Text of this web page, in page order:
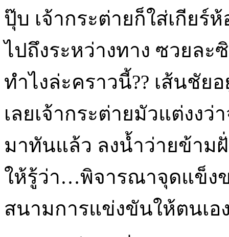
ปุ๊บ เจ้ากระต่ายก็ใส่เกียร์
ไปถึงระหว่างทาง ซวยละ
ทำไงล่ะคราวนี้?? เส้นชัย
เลยเจ้ากระต่ายมัวแต่งงว่
มาทันแล้ว ลงน้ำว่ายข้าม
ให้รู้ว่า…พิจารณาจุดแข็ง
สนามการแข่งขันให้ตนเอ